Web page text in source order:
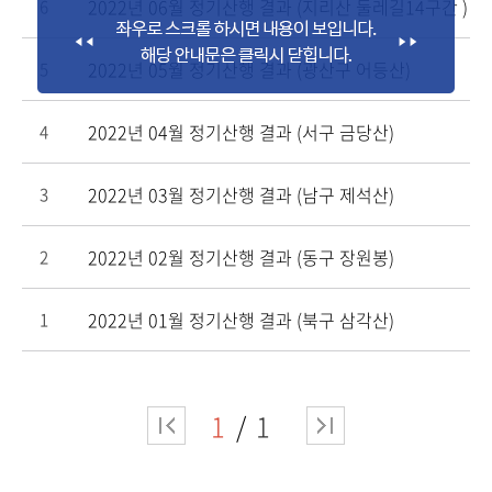
2022년 06월 정기산행 결과 (지리산 둘레길14구간 )
2022년 05월 정기산행 결과 (광산구 어등산)
4 2022년 04월 정기산행 결과 (서구 금당산)
3 2022년 03월 정기산행 결과 (남구 제석산)
2 2022년 02월 정기산행 결과 (동구 장원봉)
1 2022년 01월 정기산행 결과 (북구 삼각산)
1 1